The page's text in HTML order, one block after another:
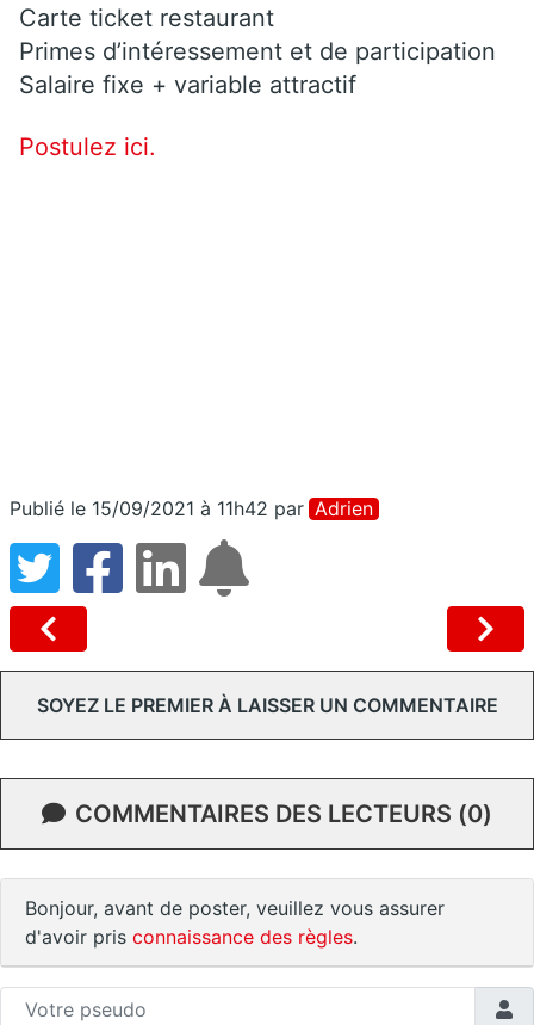
Carte ticket restaurant
Primes d’intéressement et de participation
Salaire fixe + variable attractif
Postulez ici.
Publié le 15/09/2021 à 11h42 par Adrien
SOYEZ LE PREMIER À LAISSER UN COMMENTAIRE
COMMENTAIRES DES LECTEURS (0)
Bonjour, avant de poster, veuillez vous assurer
d'avoir pris connaissance des règles.